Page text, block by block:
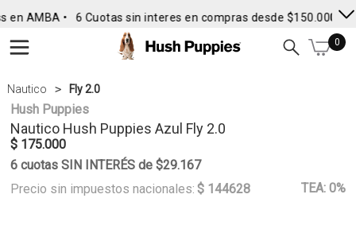
AMBA • 6 Cuotas sin interes en compras desde $150.000 •
0
Nautico Fly 2.0
Hush Puppies
Nautico Hush PuppiesAzul Fly 2.0
$ 175.000
6 cuotas SIN INTERÉS de $29.167
Precio sin impuestos nacionales: $ 144628 TEA: 0%